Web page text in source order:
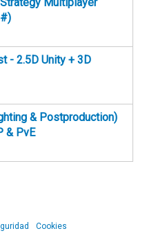
- 2.5D Unity + 3D
& Postproduction)
& PvE
Cookies